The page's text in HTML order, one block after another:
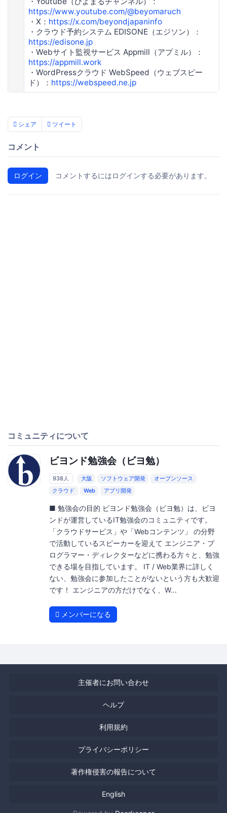
https://www.youtube.com/@beyomaruch
・X： https://x.com/beyondjapaninfo
・クラウド予約システム EDISONE（エジソン）：
https://edisone.jp
・Webサイト監視サービス Appmill（アプミル）：
https://appmill.work
・WordPressクラウド WebSpeed（ウェブスピー
ド）： https://webspeed.ne.jp
シェア ツイート
コメント
ログイン コメントするにはログインする必要があります。
コミュニティについて
ビヨンド勉強会（ビヨ勉）
938人 大阪 ソフトウェア開発
オープンソース
クラウド
Web アプリ開発
■ 勉強会の目的 ビヨンド勉強会（ビヨ勉）は、ビヨ
ンドが運営しているIT勉強会のコミュニティです。
「クラウドサービス」や「Webコンテンツ」 の分野
で活動しているスピーカーを迎えて エンジニア・プ
ログラマー・ディレクターなどに携わる方々と、勉強
できる場を目指しています。 IT / Web業界に詳しく
ない、勉強会に参加したことがないという方も大歓迎
です！ エンジニアの方だけでなく、W...
メンバーになる
主催者にお問い合わせ
ヘルプ
利用規約
プライバシーポリシー
著作権侵害の報告について
English